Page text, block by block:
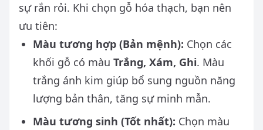
sự rắn rỏi. Khi chọn gỗ hóa thạch, bạn nên
ưu tiên:
Màu tương hợp (Bản mệnh): Chọn các
khối gỗ có màu Trắng, Xám, Ghi. Màu
trắng ánh kim giúp bổ sung nguồn năng
lượng bản thân, tăng sự minh mẫn.
Màu tương sinh (Tốt nhất): Chọn màu